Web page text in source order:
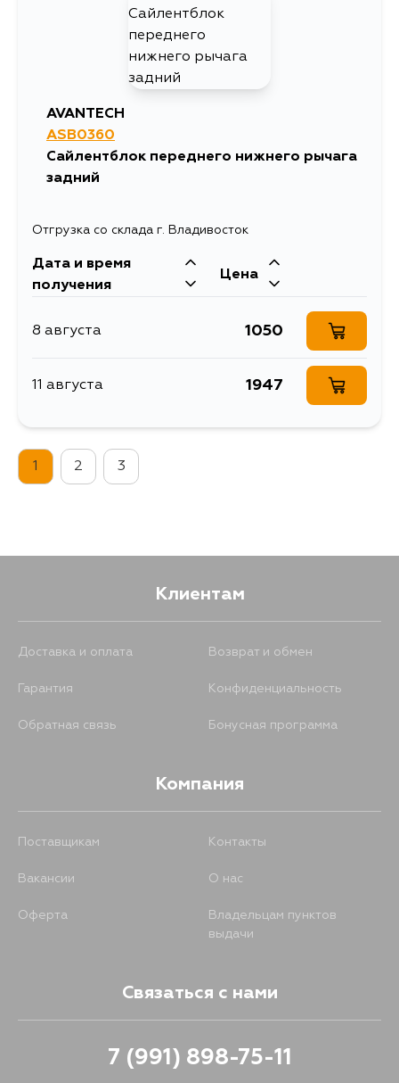
AVANTECH
ASB0360
Сайлентблок переднего нижнего рычага
задний
Отгрузка со склада г. Владивосток
Дата и время
получения
Цена
8 августа 1050
11 августа 1947
1 2 3
Клиентам
Доставка и оплата Возврат и обмен
Гарантия Конфиденциальность
Обратная связь Бонусная программа
Компания
Поставщикам Контакты
Вакансии О нас
Оферта
Владельцам пунктов
выдачи
Связаться с нами
7 (991) 898-75-11